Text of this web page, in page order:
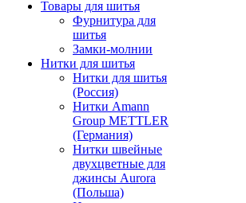
Товары для шитья
Фурнитура для
шитья
Замки-молнии
Нитки для шитья
Нитки для шитья
(Россия)
Нитки Amann
Group METTLER
(Германия)
Нитки швейные
двухцветные для
джинсы Aurora
(Польша)